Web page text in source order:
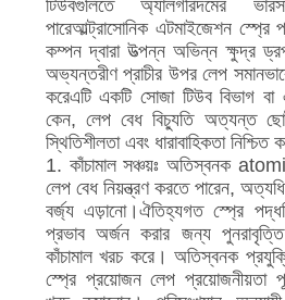
টিউবগুলিতে অ্যালগরিদমের
পারেআল্ট্রাসোনিক এটমাইজেশন স্প্রে
কম্পন দ্বারা উত্পন্ন অভিন্ন ক্ষুদ্র
অভ্যন্তরীণ প্রাচীর উপর লেপ
করেএটি একটি সোজা টিউব বিভাগ
কেন, লেপ বেধ বিচ্যুতি অত্যন্ত
স্থিতিশীলতা এবং ধারাবাহিকতা নিশ্চিত
1. কাঁচামাল সঞ্চয়ঃ অতিস্বনক
লেপ বেধ নিয়ন্ত্রণ করতে পারেন,
বর্জ্য এড়ানো।ঐতিহ্যগত স্প্রে
প্রভাব অর্জন করার জন্য
কাঁচামাল খরচ করে। অতিস্বনক
স্প্রে প্রয়োজন লেপ প্রয়োজনীয়তা